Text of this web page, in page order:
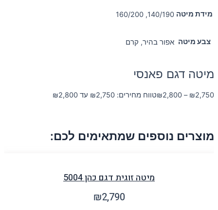
מידת מיטה 140/190, 160/200
צבע מיטה אפור בהיר, קרם
מיטה דגם פאנסי
₪2,750
–
₪2,800 טווח מחירים: ⁦₪2,750⁩ עד ⁦₪2,800⁩
מוצרים נוספים שמתאימים לכם:
מיטה זוגית דגם כהן 5004
₪2,790